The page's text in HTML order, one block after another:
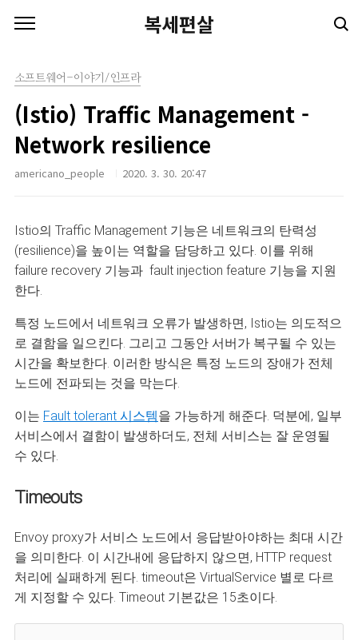
복세편살
소프트웨어-이야기/인프라
(Istio) Traffic Management -
Network resilience
americano_people 2020. 3. 30. 20:47
Istio의 Traffic Management 기능은 네트워크의 탄력성
(resilience)을 높이는 역할을 담당하고 있다. 이를 위해
failure recovery 기능과 fault injection feature 기능을 지원
한다.
특정 노드에서 네트워크 오류가 발생하면, Istio는 의도적으
로 결함을 일으킨다. 그리고 그동안 서버가 복구될 수 있는
시간을 확보한다. 이러한 방식은 특정 노드의 장애가 전체
노드에 전파되는 것을 막는다.
이는 Fault tolerant 시스템을 가능하게 해준다. 덕분에, 일부
서비스에서 결함이 발생하더도, 전체 서비스는 잘 운영될
수 있다.
Timeouts
Envoy proxy가 서비스 노드에서 응답받아야하는 최대 시간
을 의미한다. 이 시간내에 응답하지 않으면, HTTP request
처리에 실패하게 된다. timeout은 VirtualService 별로 다르
게 지정할 수 있다. Timeout 기본값은 15초이다.